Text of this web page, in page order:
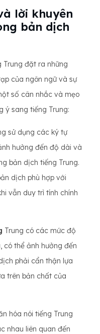
lời khuyên
bản dịch
Trung đặt ra những
của ngôn ngữ và sự
số cân nhắc và mẹo
ý sang tiếng Trung:
sử dụng các ký tự
hưởng đến độ dài và
bản dịch tiếng Trung.
dịch phù hợp với
vẫn duy trì tính chính
Trung có các mức độ
có thể ảnh hưởng đến
phải cẩn thận lựa
trên bản chất của
hóa nói tiếng Trung
nhau liên quan đến